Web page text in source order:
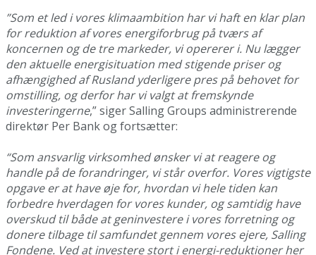
”Som et led i vores klimaambition har vi haft en klar plan
for reduktion af vores energiforbrug på tværs af
koncernen og de tre markeder, vi opererer i. Nu lægger
den aktuelle energisituation med stigende priser og
afhængighed af Rusland yderligere pres på behovet for
omstilling, og derfor har vi valgt at fremskynde
investeringerne,” siger Salling Groups administrerende
direktør Per Bank og fortsætter:
“Som ansvarlig virksomhed ønsker vi at reagere og
handle på de forandringer, vi står overfor. Vores vigtigste
opgave er at have øje for, hvordan vi hele tiden kan
forbedre hverdagen for vores kunder, og samtidig have
overskud til både at geninvestere i vores forretning og
donere tilbage til samfundet gennem vores ejere, Salling
Fondene. Ved at investere stort i energi-reduktioner her